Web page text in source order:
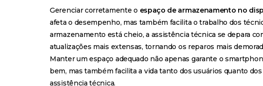
Gerenciar corretamente o espaço de armazenamento no
afeta o desempenho, mas também facilita o trabalho dos
armazenamento está cheio, a assistência técnica se depara
atualizações mais extensas, tornando os reparos mais
Manter um espaço adequado não apenas garante o
bem, mas também facilita a vida tanto dos usuários quanto
assistência técnica.